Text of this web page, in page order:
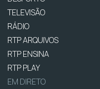
TELEVISÃO
RÁDIO
RTP ARQUIVOS
RTP ENSINA
RTP PLAY
EM DIRETO